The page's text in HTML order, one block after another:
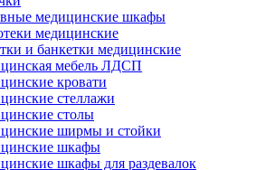
медицинские шкафы
медицинские
и банкетки медицинские
мебель ЛДСП
кровати
стеллажи
столы
ширмы и стойки
шкафы
шкафы для раздевалок